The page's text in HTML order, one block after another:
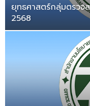
ยุทธศาสตร์กลุ่มตรวจ
2568